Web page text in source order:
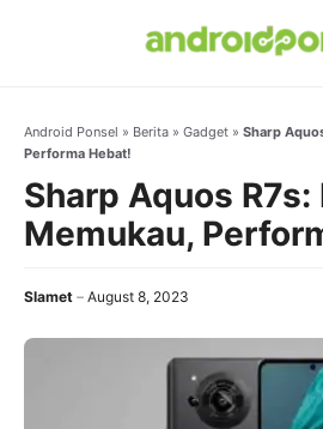
Android Ponsel » Berita » Gadget » Sharp
Performa Hebat!
Sharp Aquos R7s:
Memukau,
Slamet August 8, 2023